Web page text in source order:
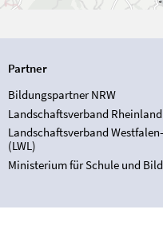
Partner
Bildungspartner NRW
Landschaftsverband Rheinland
Landschaftsverband
(LWL)
Ministerium für Schule und